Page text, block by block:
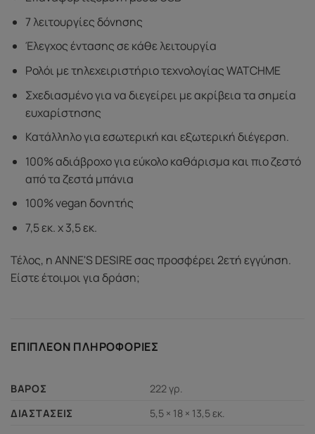
7 λειτουργίες δόνησης
Έλεγχος έντασης σε κάθε λειτουργία
Ρολόι με τηλεχειριστήριο τεχνολογίας WATCHME
Σχεδιασμένο για να διεγείρει με ακρίβεια τα σημεία
ευχαρίστησης
Κατάλληλο για εσωτερική και εξωτερική διέγερση.
100% αδιάβροχο για εύκολο καθάρισμα και πιο ζεστό
από τα ζεστά μπάνια
100% vegan δονητής
7,5 εκ. x 3,5 εκ.
Τέλος, η ANNE'S DESIRE σας προσφέρει 2ετή εγγύηση.
Είστε έτοιμοι για δράση;
ΕΠΙΠΛΈΟΝ ΠΛΗΡΟΦΟΡΊΕΣ
ΒΆΡΟΣ
222 γρ.
ΔΙΑΣΤΆΣΕΙΣ
5,5 × 18 × 13,5 εκ.